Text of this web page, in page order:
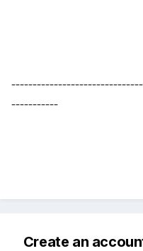
-----------
Create an